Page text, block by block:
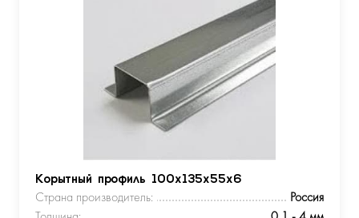
Корытный профиль 100х135х55х6
Страна производитель:
Россия